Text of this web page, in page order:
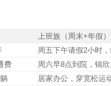
上班族（周末+年假）
周五下午请假2小时
费
周六早8点到院，锦
居家办公，穿宽松运